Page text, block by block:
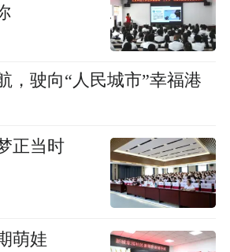
，驶向“人民城市”幸福港
正当时
萌娃